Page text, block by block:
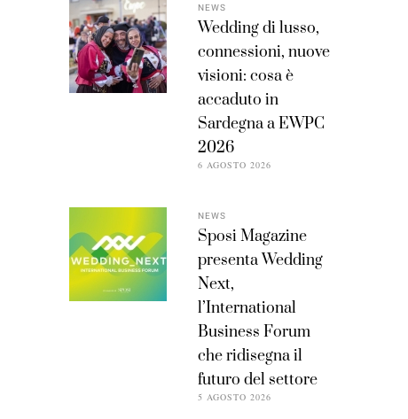
NEWS
Wedding di lusso,
connessioni, nuove
visioni: cosa è
accaduto in
Sardegna a EWPC
2026
6 AGOSTO 2026
NEWS
Sposi Magazine
presenta Wedding
Next,
l’International
Business Forum
che ridisegna il
futuro del settore
5 AGOSTO 2026